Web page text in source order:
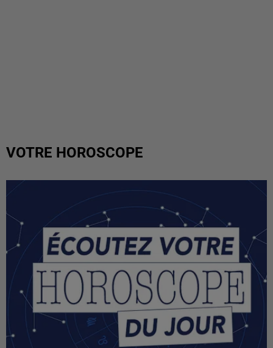
VOTRE HOROSCOPE